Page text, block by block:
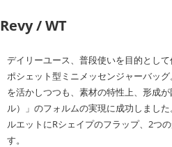
Revy / WT
デイリーユース、普段使いを目的とし
ポシェット型ミニメッセンジャーバッ
を活かしつつも、素材の特性上、形成
ル）」のフォルムの実現に成功しまし
ルエットにRシェイプのフラップ、2つ
す。